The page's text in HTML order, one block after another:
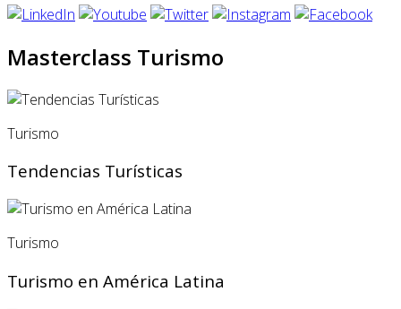
Masterclass Turismo
Turismo
Tendencias Turísticas
Turismo
Turismo en América Latina